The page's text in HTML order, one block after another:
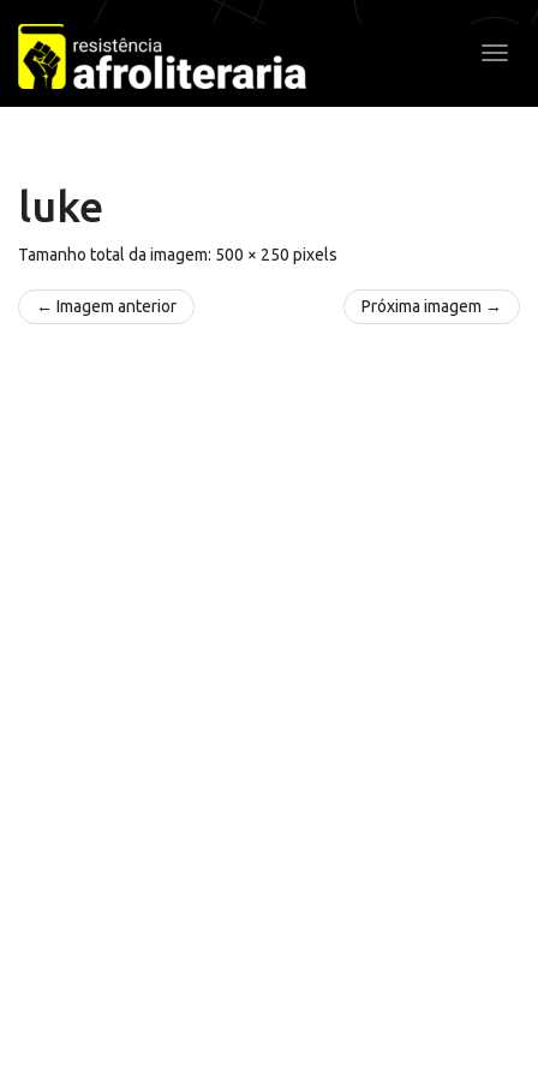
Pular
para
o
conteúdo
luke
Tamanho total da imagem: 500 × 250 pixels
← Imagem anterior Próxima imagem →